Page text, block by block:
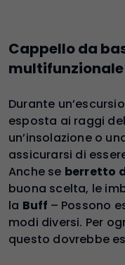
Cappello da
multifunzionale
Durante
esposta ai raggi
un’insolazione o
assicurarsi di
Anche se berretto
buona scelta, le
la Buff – Possono
modi diversi. Per
questo dovrebbe